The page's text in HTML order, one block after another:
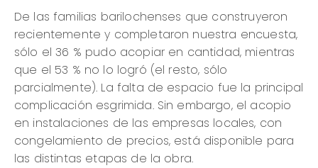
De las familias barilochenses que construyeron
recientemente y completaron nuestra encuesta,
sólo el 36 % pudo acopiar en cantidad, mientras
que el 53 % no lo logró (el resto, sólo
parcialmente). La falta de espacio fue la principal
complicación esgrimida. Sin embargo, el acopio
en instalaciones de las empresas locales, con
congelamiento de precios, está disponible para
las distintas etapas de la obra.